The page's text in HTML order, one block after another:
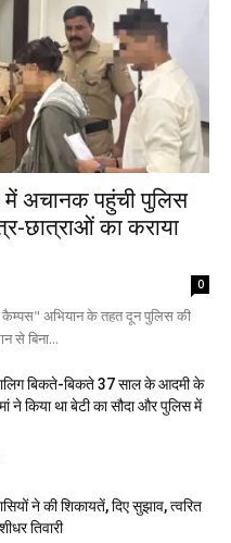
अचानक पहुंची पुलिस
छात्राओं का कराया
0
कैम्पस" अभियान के तहत दून पुलिस की
से बिना...
बिकते-बिकते 37 साल के आदमी के
ने किया था बेटी का सौदा और पुलिस में
ने की शिकायतें, दिए सुझाव, त्वरित
तिवारी